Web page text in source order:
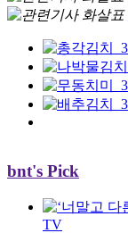
bnt's Pick
TV